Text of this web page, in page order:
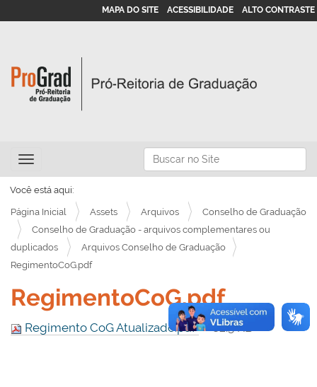
Busca
Busca Avançada…
MAPA DO SITE ACESSIBILIDADE ALTO CONTRASTE
Toggle navigation
Você está aqui:
Página Inicial Assets Arquivos
Conselho de Graduação
Conselho de Graduação - arquivos complementares ou
duplicados
Arquivos Conselho de Graduação
RegimentoCoG.pdf
RegimentoCoG.pdf
Regimento CoG Atualizado.pdf— 82.5 KB